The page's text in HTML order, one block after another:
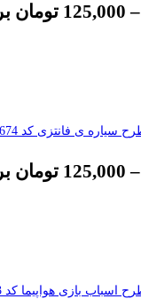
–
125,000 تومان
ی فانتزی کد 2674
–
125,000 تومان
بازی هواپیما کد 2673